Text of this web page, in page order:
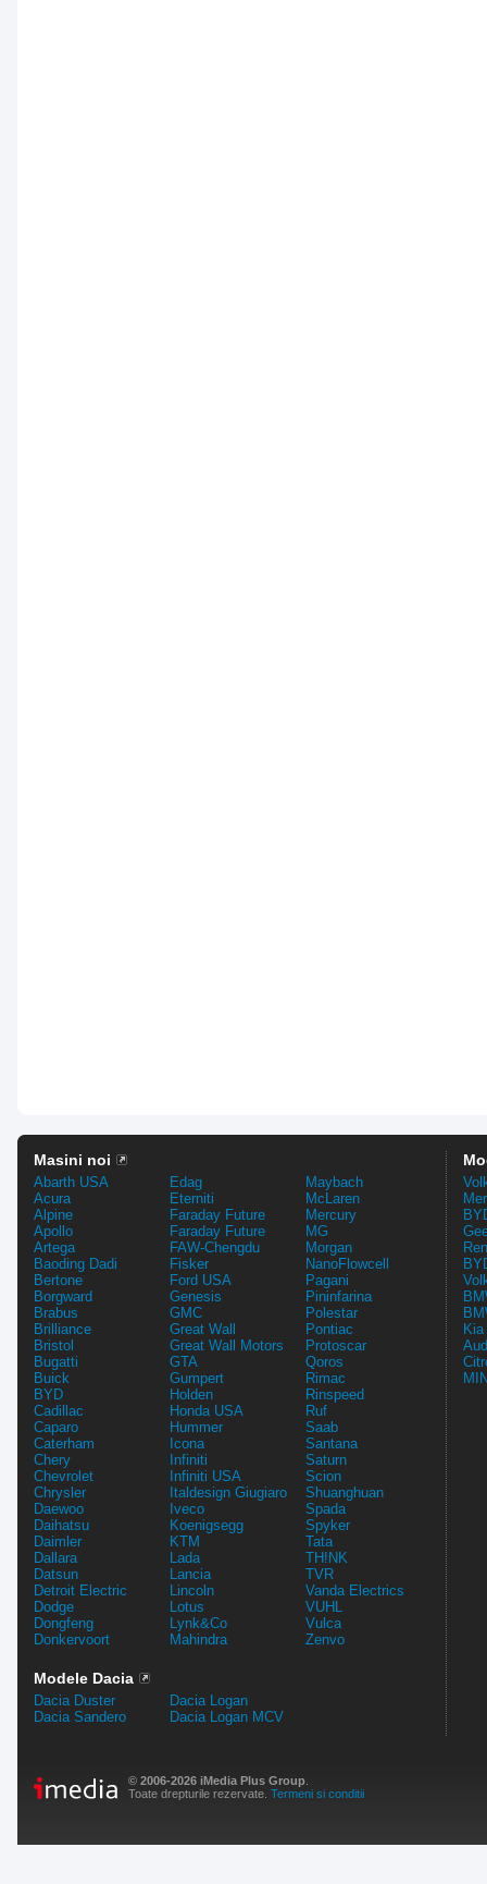
Masini noi
Abarth USA
Acura
Alpine
Apollo
Artega
Baoding Dadi
Bertone
Borgward
Brabus
Brilliance
Bristol
Bugatti
Buick
BYD
Cadillac
Caparo
Caterham
Chery
Chevrolet
Chrysler
Daewoo
Daihatsu
Daimler
Dallara
Datsun
Detroit Electric
Dodge
Dongfeng
Donkervoort
Edag
Eterniti
Faraday Future
Faraday Future
FAW-Chengdu
Fisker
Ford USA
Genesis
GMC
Great Wall
Great Wall Motors
GTA
Gumpert
Holden
Honda USA
Hummer
Icona
Infiniti
Infiniti USA
Italdesign Giugiaro
Iveco
Koenigsegg
KTM
Lada
Lancia
Lincoln
Lotus
Lynk&Co
Mahindra
Maybach
McLaren
Mercury
MG
Morgan
NanoFlowcell
Pagani
Pininfarina
Polestar
Pontiac
Protoscar
Qoros
Rimac
Rinspeed
Ruf
Saab
Santana
Saturn
Scion
Shuanghuan
Spada
Spyker
Tata
TH!NK
TVR
Vanda Electrics
VUHL
Vulca
Zenvo
Modele Dacia
Dacia Duster
Dacia Sandero
Dacia Logan
Dacia Logan MCV
© 2006-2026 iMedia Plus Group
Toate drepturile rezervate. Termeni si conditii